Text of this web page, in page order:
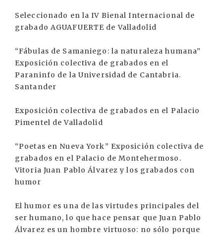
Seleccionado en la IV Bienal Internacional de
grabado AGUAFUERTE de Valladolid
“Fábulas de Samaniego: la naturaleza humana”
Exposición colectiva de grabados en el
Paraninfo de la Universidad de Cantabria.
Santander
Exposición colectiva de grabados en el Palacio
Pimentel de Valladolid
“Poetas en Nueva York” Exposición colectiva de
grabados en el Palacio de Montehermoso.
Vitoria Juan Pablo Álvarez y los grabados con
humor
El humor es una de las virtudes principales del
ser humano, lo que hace pensar que Juan Pablo
Álvarez es un hombre virtuoso: no sólo porque